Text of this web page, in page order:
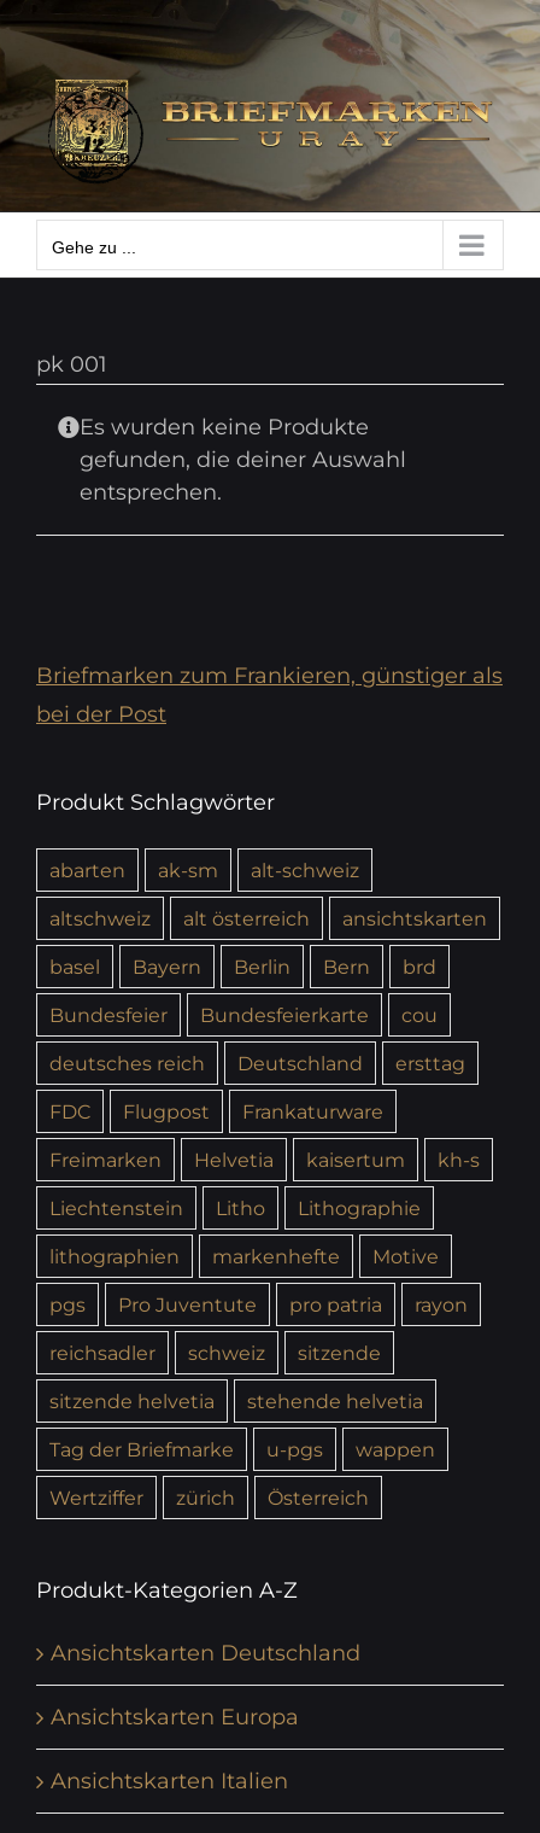
Zum
Inhalt
springen
Gehe zu ...
Gehe zu ...
pk 001
Es wurden keine Produkte
gefunden, die deiner Auswahl
entsprechen.
Briefmarken zum Frankieren, günstiger als
bei der Post
Produkt Schlagwörter
abarten ak-sm
alt-schweiz
altschweiz
alt österreich
ansichtskarten
basel
Bayern Berlin Bern
brd
Bundesfeier
Bundesfeierkarte
cou
deutsches reich
Deutschland
ersttag
FDC
Flugpost
Frankaturware
Freimarken
Helvetia kaisertum
kh-s
Liechtenstein
Litho
Lithographie
lithographien
markenhefte
Motive
pgs
Pro Juventute pro patria
rayon
reichsadler
schweiz
sitzende
sitzende helvetia
stehende helvetia
Tag der Briefmarke
u-pgs
wappen
Wertziffer
zürich Österreich
Produkt-Kategorien A-Z
Ansichtskarten Deutschland
Ansichtskarten Europa
Ansichtskarten Italien